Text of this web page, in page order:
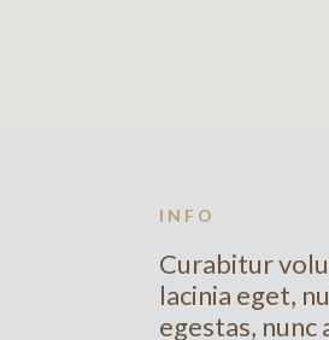
INFO
Curabitur
lacinia eget,
egestas, nunc